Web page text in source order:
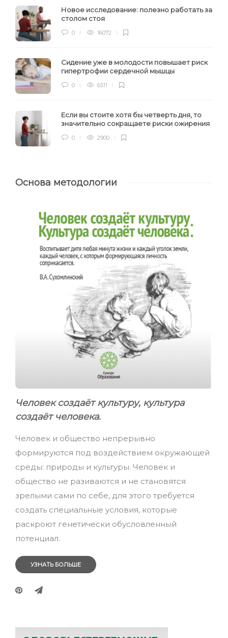
Новое исследование: полезно работать за
столом стоя
0 16072
Сидение уже в молодости повышает риск
гипертрофии сердечной мышцы
0 6511
Если вы стоите хотя бы четверть дня, то
значительно сокращаете риски ожирения
0 2900
Основа методологии
Человек создаёт культуру, культура
создаёт человека.
Человек и общество непрерывно
формируются под воздействием окружающей
среды: природы и культуры. Человек и
общество не разиваются и не становятся
зрелыми сами по себе, для этого требуется
создать специальные условия, которые
раскроют генетически обусловленный
потенциал.
УЗНАТЬ БОЛЬШЕ